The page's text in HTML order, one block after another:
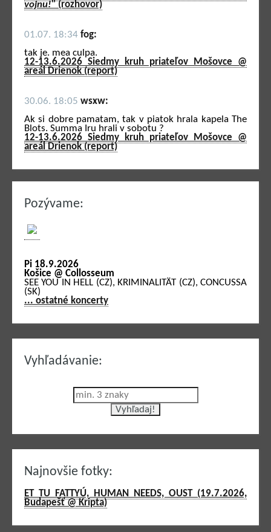
vojnu!" (rozhovor)
01.07. 18:34 fog:
tak je. mea culpa.
12-13.6.2026 Siedmy kruh priateľov Mošovce @
areál Drienok (report)
30.06. 18:05 wsxw:
Ak si dobre pamatam, tak v piatok hrala kapela The
Blots. Summa Iru hrali v sobotu ?
12-13.6.2026 Siedmy kruh priateľov Mošovce @
areál Drienok (report)
Pozývame:
Pi 18.9.2026
Košice @ Collosseum
SEE YOU IN HELL (CZ), KRIMINALITÄT (CZ), CONCUSSA
(SK)
... ostatné koncerty
Vyhľadávanie:
Najnovšie fotky:
ET TU FATTYÚ, HUMAN NEEDS, OUST (19.7.2026,
Budapešť @ Kripta)